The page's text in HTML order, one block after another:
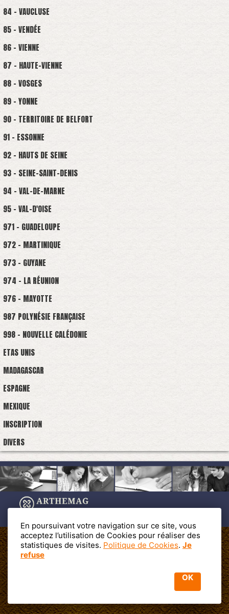
84 - VAUCLUSE
85 - VENDÉE
86 - VIENNE
87 - HAUTE-VIENNE
88 - VOSGES
89 - YONNE
90 - TERRITOIRE DE BELFORT
91 - ESSONNE
92 - HAUTS DE SEINE
93 - SEINE-SAINT-DENIS
94 - VAL-DE-MARNE
95 - VAL-D'OISE
971 - GUADELOUPE
972 - MARTINIQUE
973 - GUYANE
974 - LA RÉUNION
976 - MAYOTTE
987 POLYNÉSIE FRANÇAISE
998 - NOUVELLE CALÉDONIE
ETAS UNIS
MADAGASCAR
ESPAGNE
MEXIQUE
INSCRIPTION
DIVERS
Cet annuaire est propulsé par les Editions PROFACOM -
En poursuivant votre navigation sur ce site, vous
acceptez l’utilisation de Cookies pour réaliser des
statistiques de visites. Politique de Cookies. Je
refuse
OK